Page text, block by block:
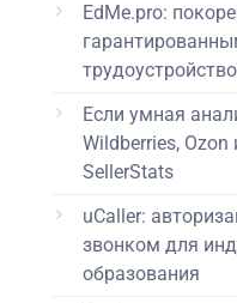
EdMe.pro:
Если умная
Wildberries,
SellerStats
uCaller:
звонком для
образования